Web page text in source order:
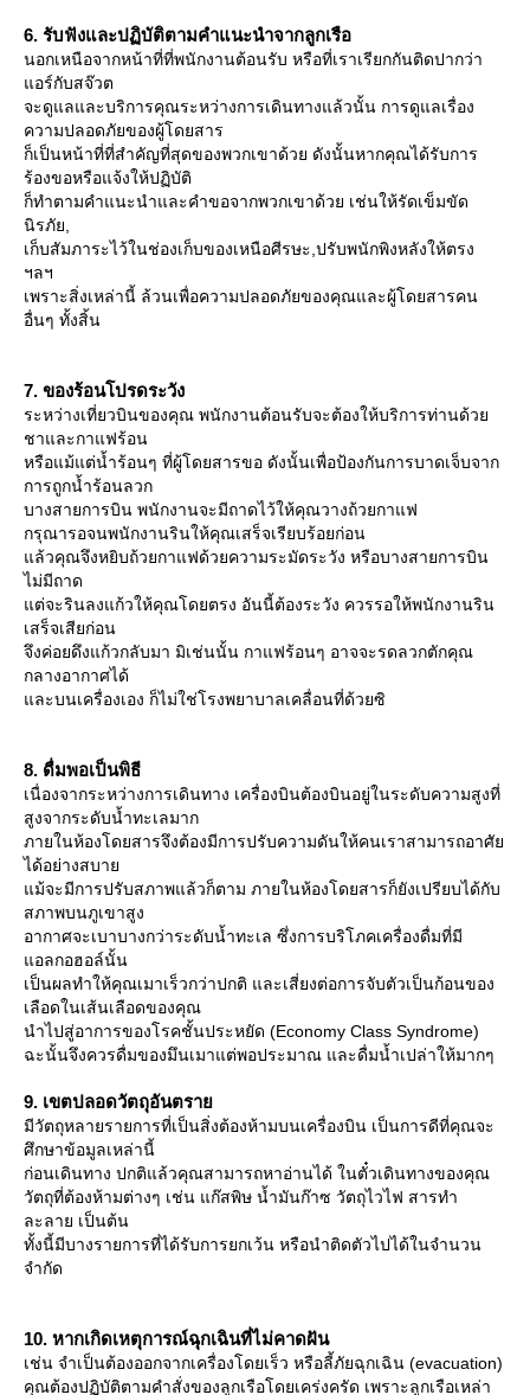
6. รับฟังและปฏิบัติตามคำแนะนำจากลูกเรือ
นอกเหนือจากหน้าที่ที่พนักงานต้อนรับ หรือที่เราเรียกกันติดปากว่า
อร์กับสจ๊วต
จะดูแลและบริการคุณระหว่างการเดินทางแล้วนั้น การดูแลเรื่อง
ความปลอดภัยของผู้โดยสาร
ก็เป็นหน้าที่ที่สำคัญที่สุดของพวกเขาด้วย ดังนั้นหากคุณได้รับการ
ร้องขอหรือแจ้งให้ปฏิบัติ
ก็ทำตามคำแนะนำและคำขอจากพวกเขาด้วย เช่นให้รัดเข็มขัด
นิรภัย,
เก็บสัมภาระไว้ในช่องเก็บของเหนือศีรษะ,ปรับพนักพิงหลังให้ตรง
ฯลฯ
เพราะสิ่งเหล่านี้ ล้วนเพื่อความปลอดภัยของคุณและผู้โดยสารคน
อื่นๆ ทั้งสิ้น
7. ของร้อนโปรดระวัง
ระหว่างเที่ยวบินของคุณ พนักงานต้อนรับจะต้องให้บริการท่านด้ว
ชาและกาแฟร้อน
หรือแม้แต่น้ำร้อนๆ ที่ผู้โดยสารขอ ดังนั้นเพื่อป้องกันการบาดเจ็บจาก
การถูกน้ำร้อนลวก
บางสายการบิน พนักงานจะมีถาดไว้ให้คุณวางถ้วยกาแฟ
กรุณารอจนพนักงานรินให้คุณเสร็จเรียบร้อยก่อน
ล้วคุณจึงหยิบถ้วยกาแฟด้วยความระมัดระวัง หรือบางสายการบิน
ไม่มีถาด
ต่จะรินลงแก้วให้คุณโดยตรง อันนี้ต้องระวัง ควรรอให้พนักงานริน
เสร็จเสียก่อน
จึงค่อยดึงแก้วกลับมา มิเช่นนั้น กาแฟร้อนๆ อาจจะรดลวกตักคุณ
กลางอากาศได้
ละบนเครื่องเอง ก็ไม่ใช่โรงพยาบาลเคลื่อนที่ด้วยซิ
8. ดื่มพอเป็นพิธี
เนื่องจากระหว่างการเดินทาง เครื่องบินต้องบินอยู่ในระดับความสูงที่
สูงจากระดับน้ำทะเลมาก
ภายในห้องโดยสารจึงต้องมีการปรับความดันให้คนเราสามารถอาศั
ได้อย่างสบา
ม้จะมีการปรับสภาพแล้วก็ตาม ภายในห้องโดยสารก็ยังเปรียบได้กับ
สภาพบนภูเขาสูง
อากาศจะเบาบางกว่าระดับน้ำทะเล ซึ่งการบริโภคเครื่องดื่มที่มี
อลกอฮอล์นั้น
เป็นผลทำให้คุณเมาเร็วกว่าปกติ และเสี่ยงต่อการจับตัวเป็นก้อนของ
เลือดในเส้นเลือดของคุณ
นำไปสู่อาการของโรคชั้นประหยัด (Economy Class Syndrome)
ฉะนั้นจึงควรดื่มของมึนเมาแต่พอประมาณ และดื่มน้ำเปล่าให้มากๆ
9. เขตปลอดวัตถุอันตรา
มีวัตถุหลายรายการที่เป็นสิ่งต้องห้ามบนเครื่องบิน เป็นการดีที่คุณจะ
ศึกษาข้อมูลเหล่านี้
ก่อนเดินทาง ปกติแล้วคุณสามารถหาอ่านได้ ในตั๋วเดินทางของคุณ
วัตถุที่ต้องห้ามต่างๆ เช่น แก๊สพิษ น้ำมันก๊าซ วัตถุไวไฟ สารทำ
ละลาย เป็นต้น
ทั้งนี้มีบางรายการที่ได้รับการยกเว้น หรือนำติดตัวไปได้ในจำนวน
จำกัด
10. หากเกิดเหตุการณ์ฉุกเฉินที่ไม่คาดฝัน
เช่น จำเป็นต้องออกจากเครื่องโดยเร็ว หรือลี้ภัยฉุกเฉิน (evacuation)
คุณต้องปฏิบัติตามคำสั่งของลูกเรือโดยเคร่งครัด เพราะลูกเรือเหล่า